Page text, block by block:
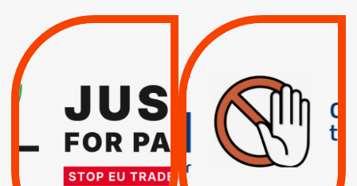
VIOLATIONS DES
SUSPENSION
TOTALE DE
L’ACCORD
D’ASSOCIATION UE-
RESPECT DU DROIT
INTERNATIONAL ?
TRUMP, MACRON :
MÊME COMBAT
| Actus |